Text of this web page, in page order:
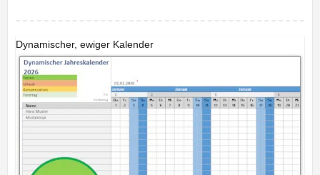
Dynamischer, ewiger Kalender